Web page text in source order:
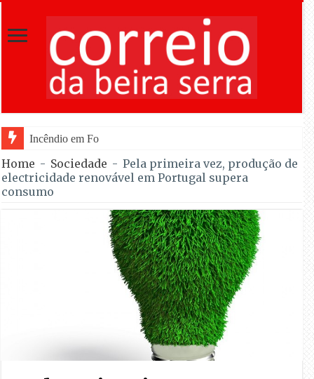
Incêndio em Fornos de Algodres reacende após
Home - Sociedade - Pela primeira vez, produção de
electricidade renovável em Portugal supera
consumo